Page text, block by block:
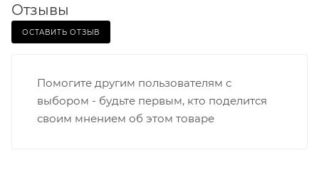
Отзывы
ОСТАВИТЬ ОТЗЫВ
Помогите другим пользователям с
выбором - будьте первым, кто поделится
своим мнением об этом товаре